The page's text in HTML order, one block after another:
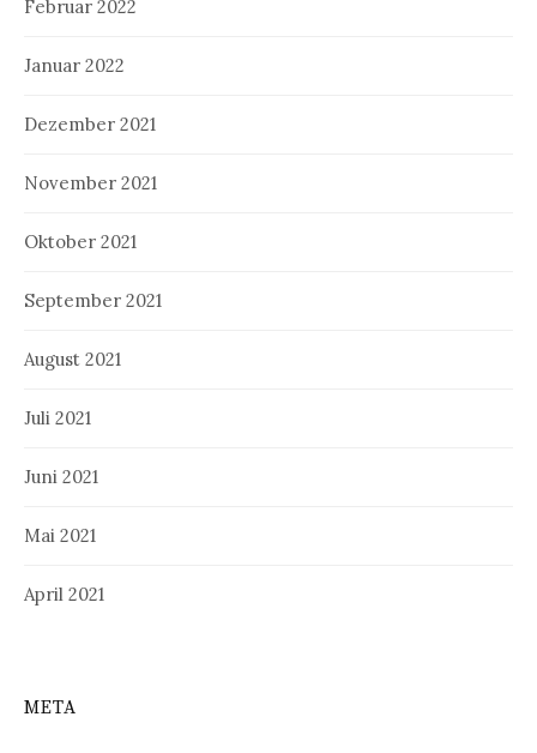
Februar 2022
Januar 2022
Dezember 2021
November 2021
Oktober 2021
September 2021
August 2021
Juli 2021
Juni 2021
Mai 2021
April 2021
META